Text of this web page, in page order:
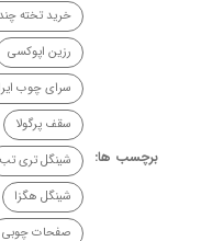
برچسب ها:
خرید تخته
رزین اپوکسی
سرای چوب
سقف پرگولا
شینگل تری تب
شینگل هگزا
صفحات چوبی